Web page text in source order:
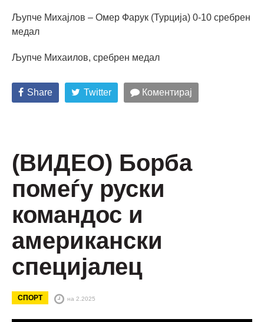
Љупче Михајлов – Омер Фарук (Турција) 0-10 сребрен
медал
Љупче Михаилов, сребрен медал
Share Twitter Коментирај
(ВИДЕО) Борба
помеѓу руски
командос и
американски
специјалец
СПОРТ на 2.2025